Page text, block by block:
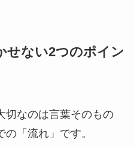
せない2つのポイン
切なのは言葉そのもの
の「流れ」です。